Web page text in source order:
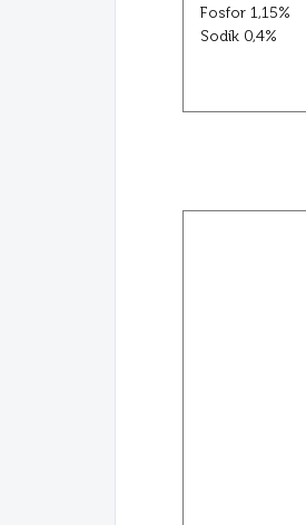
Fosfor 1,15%
Sodík 0,4%